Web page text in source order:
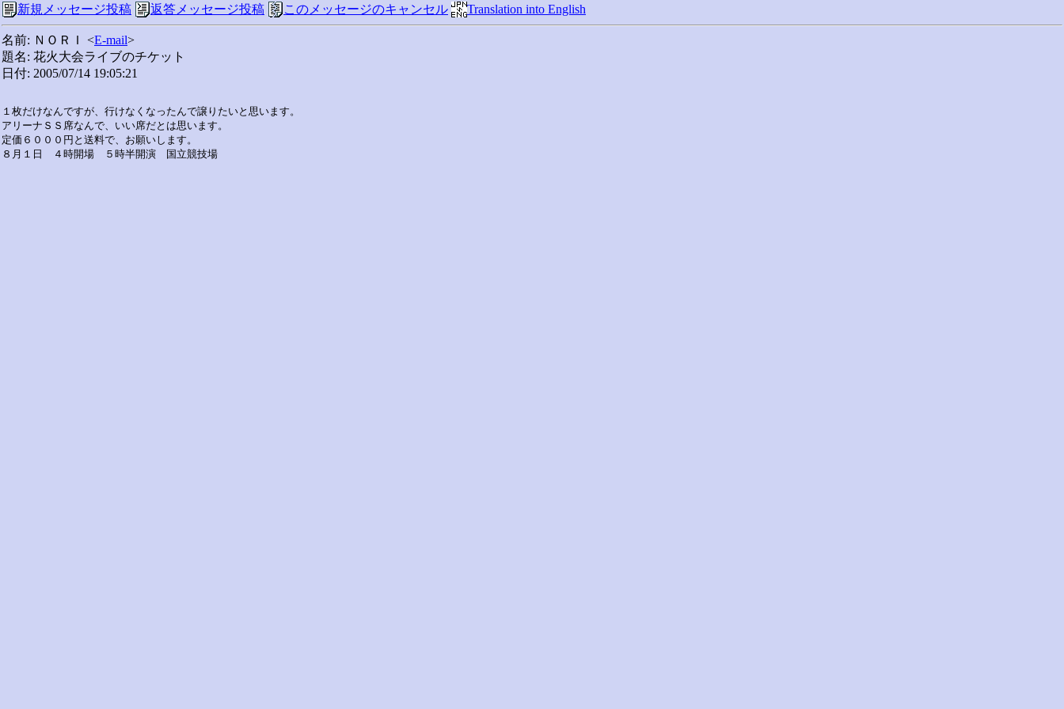
新規メッセージ投稿 返答メッセージ投稿 このメッセージのキャンセル Translation into English
名前: ＮＯＲＩ <E-mail>
題名: 花火大会ライブのチケット
日付: 2005/07/14 19:05:21
１枚だけなんですが、行けなくなったんで譲りたいと思います。
アリーナＳＳ席なんで、いい席だとは思います。
定価６０００円と送料で、お願いします。